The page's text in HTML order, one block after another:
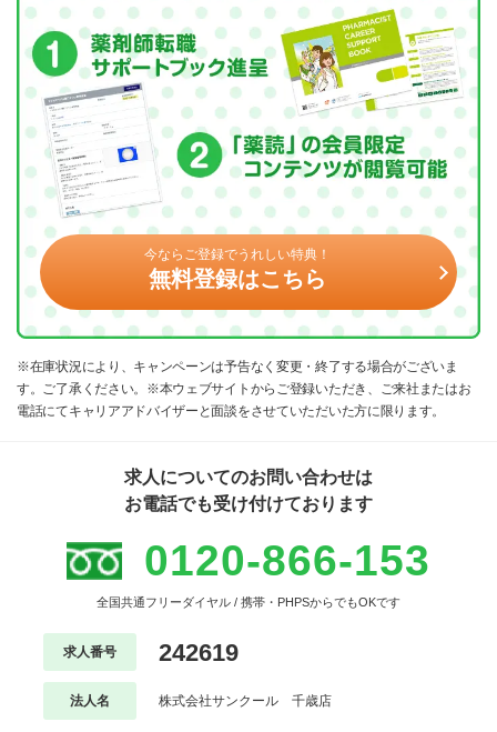
今ならご登録でうれしい特典！
無料登録はこちら
※在庫状況により、キャンペーンは予告なく変更・終了する場合がございま
す。ご了承ください。※本ウェブサイトからご登録いただき、ご来社またはお
電話にてキャリアアドバイザーと面談をさせていただいた方に限ります。
求人についてのお問い合わせは
お電話でも受け付けております
0120-866-153
全国共通フリーダイヤル / 携帯・PHPSからでもOKです
求人番号 242619
法人名 株式会社サンクール 千歳店